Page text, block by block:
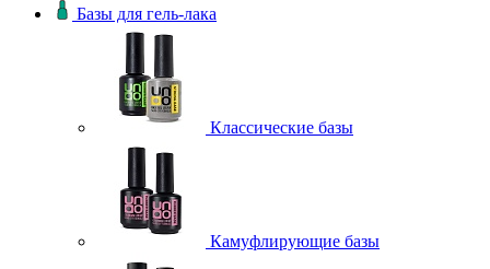
Базы для гель-лака
Классические базы
Камуфлирующие базы